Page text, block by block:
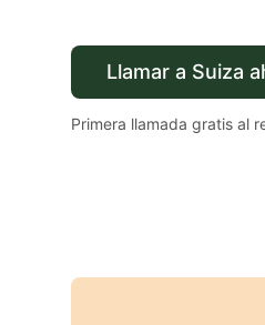
Llamar a Suiza
Primera llamada gratis al